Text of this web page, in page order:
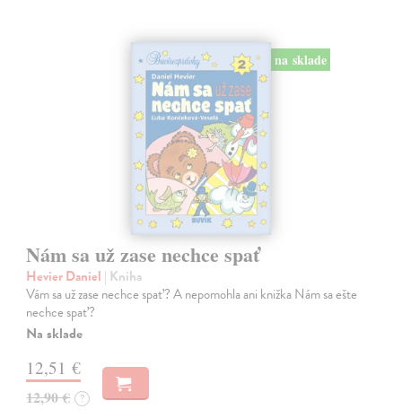
na sklade
Nám sa už zase nechce spať
Hevier Daniel | Kniha
Vám sa už zase nechce spať? A nepomohla ani knižka Nám sa ešte
nechce spať?
Na sklade
12,51 €
12,90 € ?